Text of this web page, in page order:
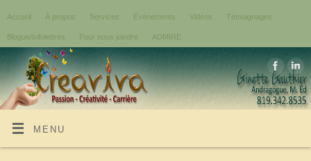
Accueil À propos Services Événements Vidéos Témoignages
Blogue/Infolettres Pour nous joindre ADMIRE
MENU